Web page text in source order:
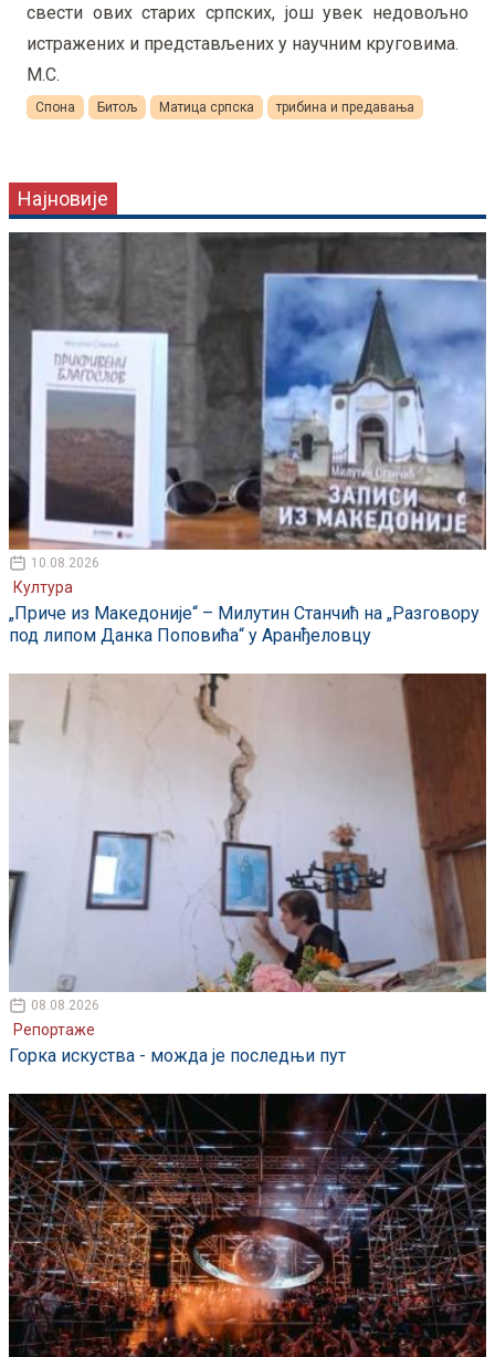
свести ових старих српских, још увек недовољно
истражених и представљених у научним круговима.
М.С.
Спона Битољ Матица српска трибина и предавања
Најновије
10.08.2026
Култура
„Приче из Македоније“ – Милутин Станчић на „Разговору
под липом Данка Поповића“ у Аранђеловцу
08.08.2026
Репортаже
Горка искуства - можда је последњи пут